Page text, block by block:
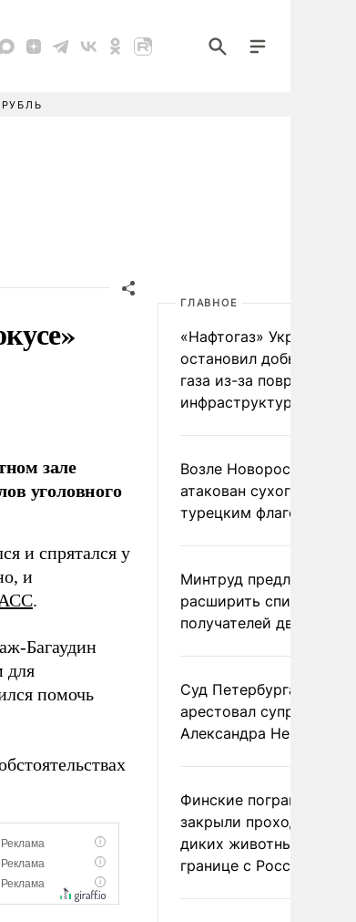
зале
уголовного
и спрятался у
и
.
Багаудин
для
помочь
ГЛАВНОЕ
«Нафтогаз» Украины
остановил добычу
газа из-за повреждения
инфраструктуры
Возле Новороссийска
атакован сухогруз под
турецким флагом
Минтруд предложил
расширить список
получателей двух
Суд Петербурга заочно
арестовал супругу
Александра Невзорова
Финские пограничники
закрыли проходы для
диких животных на
границе с Россией